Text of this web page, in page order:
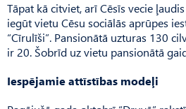
Tāpat kā citviet, arī Cēsīs vecie
iegūt vietu Cēsu sociālās aprūpes
“Cīrulīši”. Pan­sionātā uzturas 130
ir 20. Šobrīd uz vietu pansionātā
Iespējamie attīstības modeļi